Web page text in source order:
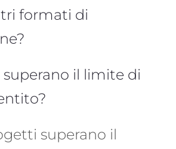
formati di
superano il limite di
superano il